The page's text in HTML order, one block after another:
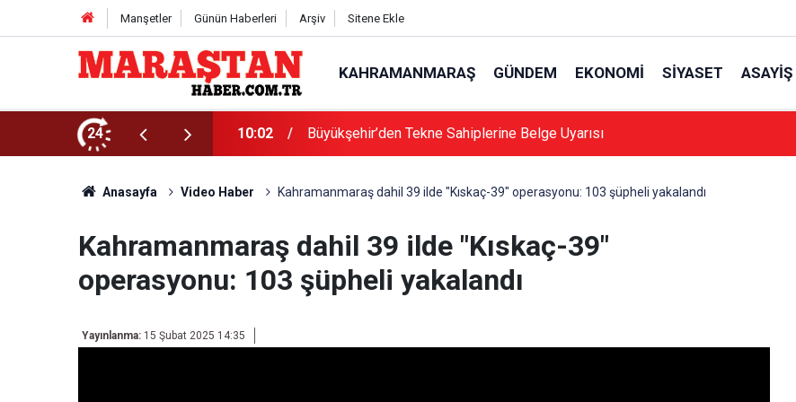
Manşetler Günün Haberleri Arşiv Sitene Ekle
KAHRAMANMARAŞ GÜNDEM EKONOMI SIYASET ASAYIŞ
24
Dinledi 10:02 Büyükşehir’den Tekne Sahiplerine Belge Uyarısı
Anasayfa Video Haber Kahramanmaraş dahil 39 ilde "Kıskaç-39" operasyonu: 103 şüpheli yakalandı
Kahramanmaraş dahil 39 ilde "Kıskaç-39"
operasyonu: 103 şüpheli yakalandı
Yayınlanma: 15 Şubat 2025 14:35